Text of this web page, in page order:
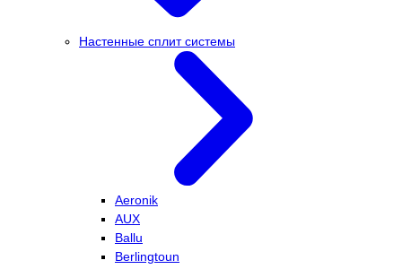
Настенные сплит системы
Aeronik
AUX
Ballu
Berlingtoun